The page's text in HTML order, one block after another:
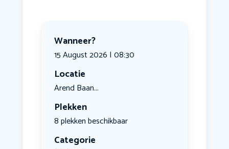
Wanneer?
15 August 2026 | 08:30
Locatie
Arend Baan...
Plekken
8 plekken beschikbaar
Categorie